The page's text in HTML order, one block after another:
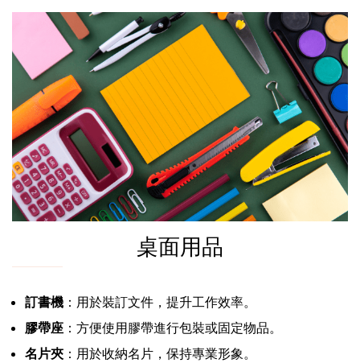
桌面用品
訂書機 ：用於裝訂文件，提升工作效率。
膠帶座 ：方便使用膠帶進行包裝或固定物品。
名片夾 ：用於收納名片，保持專業形象。